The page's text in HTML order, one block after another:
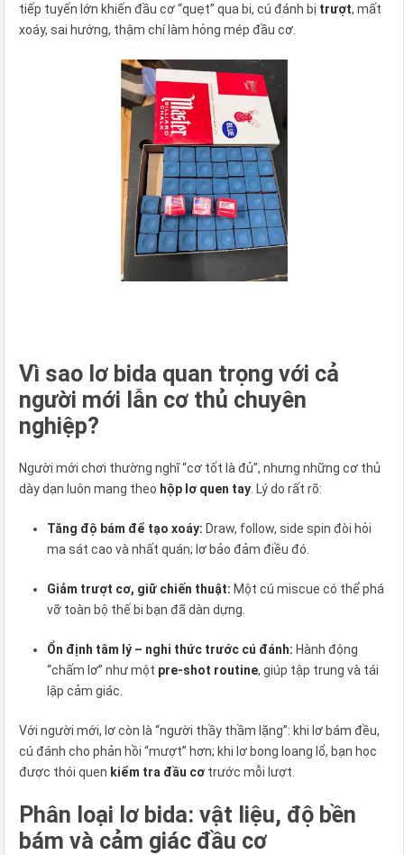
tiếp tuyến lớn khiến đầu cơ “quẹt” qua bi, cú đánh bị trượt, mất
xoáy, sai hướng, thậm chí làm hỏng mép đầu cơ.
Vì sao lơ bida quan trọng với cả
người mới lẫn cơ thủ chuyên
nghiệp?
Người mới chơi thường nghĩ “cơ tốt là đủ”, nhưng những cơ thủ
dày dạn luôn mang theo hộp lơ quen tay . Lý do rất rõ:
Tăng độ bám để tạo xoáy: Draw, follow, side spin đòi hỏi
ma sát cao và nhất quán; lơ bảo đảm điều đó.
Giảm trượt cơ, giữ chiến thuật: Một cú miscue có thể phá
vỡ toàn bộ thế bi bạn đã dàn dựng.
Ổn định tâm lý – nghi thức trước cú đánh: Hành động
“chấm lơ” như một pre-shot routine, giúp tập trung và tái
lập cảm giác.
Với người mới, lơ còn là “người thầy thầm lặng”: khi lơ bám đều,
cú đánh cho phản hồi “mượt” hơn; khi lơ bong loang lổ, bạn học
được thói quen kiểm tra đầu cơ trước mỗi lượt.
Phân loại lơ bida: vật liệu, độ bền
bám và cảm giác đầu cơ